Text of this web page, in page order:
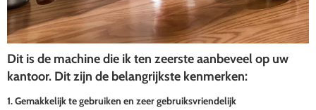
Dit is de machine die ik ten zeerste aanbeveel op uw
kantoor. Dit zijn de belangrijkste kenmerken:
1. Gemakkelijk te gebruiken en zeer gebruiksvriendelijk